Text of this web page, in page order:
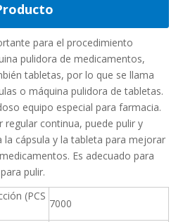
para el procedimiento
pulidora de medicamentos,
tabletas, por lo que se llama
o máquina pulidora de tabletas.
equipo especial para farmacia.
continua, puede pulir y
cápsula y la tableta para mejorar
Es adecuado para
pulir.
(PCS
7000